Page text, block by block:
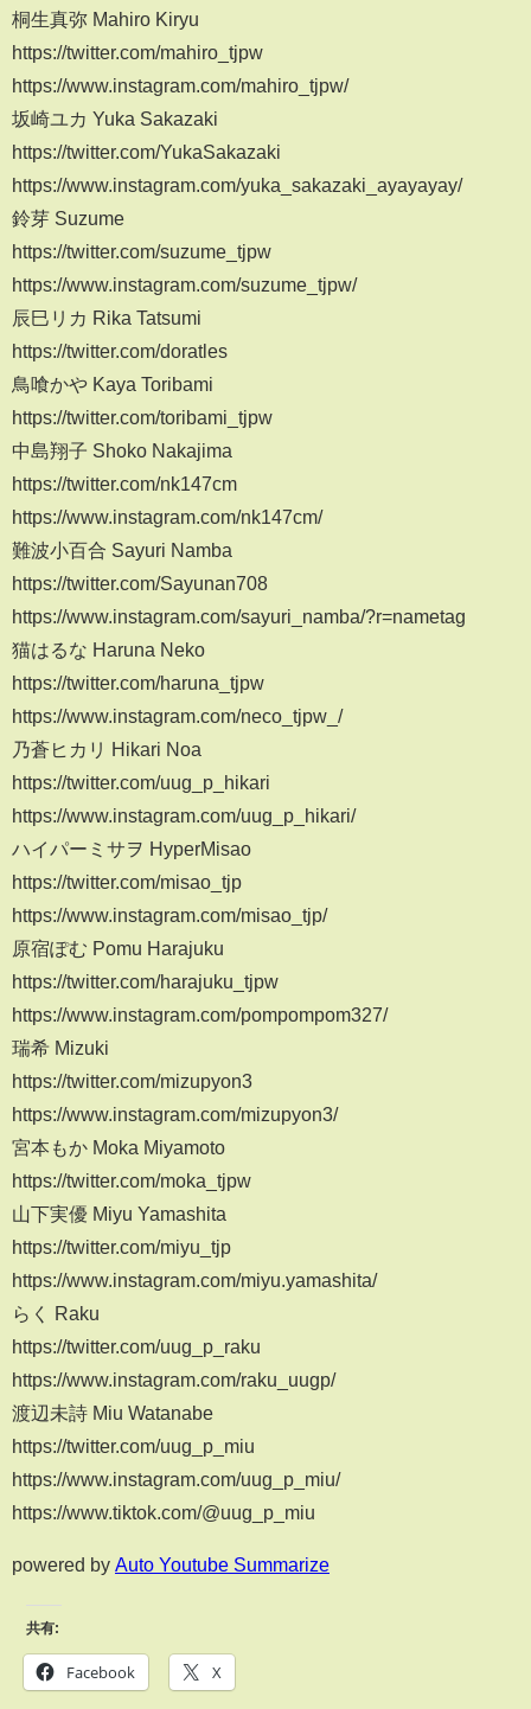
桐生真弥 Mahiro Kiryu
https://twitter.com/mahiro_tjpw
https://www.instagram.com/mahiro_tjpw/
坂崎ユカ Yuka Sakazaki
https://twitter.com/YukaSakazaki
https://www.instagram.com/yuka_sakazaki_ayayayay/
鈴芽 Suzume
https://twitter.com/suzume_tjpw
https://www.instagram.com/suzume_tjpw/
辰巳リカ Rika Tatsumi
https://twitter.com/doratles
鳥喰かや Kaya Toribami
https://twitter.com/toribami_tjpw
中島翔子 Shoko Nakajima
https://twitter.com/nk147cm
https://www.instagram.com/nk147cm/
難波小百合 Sayuri Namba
https://twitter.com/Sayunan708
https://www.instagram.com/sayuri_namba/?r=nametag
猫はるな Haruna Neko
https://twitter.com/haruna_tjpw
https://www.instagram.com/neco_tjpw_/
乃蒼ヒカリ Hikari Noa
https://twitter.com/uug_p_hikari
https://www.instagram.com/uug_p_hikari/
ハイパーミサヲ HyperMisao
https://twitter.com/misao_tjp
https://www.instagram.com/misao_tjp/
原宿ぽむ Pomu Harajuku
https://twitter.com/harajuku_tjpw
https://www.instagram.com/pompompom327/
瑞希 Mizuki
https://twitter.com/mizupyon3
https://www.instagram.com/mizupyon3/
宮本もか Moka Miyamoto
https://twitter.com/moka_tjpw
山下実優 Miyu Yamashita
https://twitter.com/miyu_tjp
https://www.instagram.com/miyu.yamashita/
らく Raku
https://twitter.com/uug_p_raku
https://www.instagram.com/raku_uugp/
渡辺未詩 Miu Watanabe
https://twitter.com/uug_p_miu
https://www.instagram.com/uug_p_miu/
https://www.tiktok.com/@uug_p_miu
powered by Auto Youtube Summarize
共有:
Facebook X